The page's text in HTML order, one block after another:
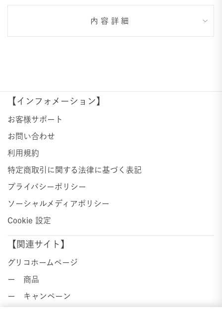
内容詳細
【インフォメーション】
お客様サポート
お問い合わせ
利用規約
特定商取引に関する法律に基づく表記
プライバシーポリシー
ソーシャルメディアポリシー
Cookie 設定
【関連サイト】
グリコホームページ
ー 商品
ー キャンペーン